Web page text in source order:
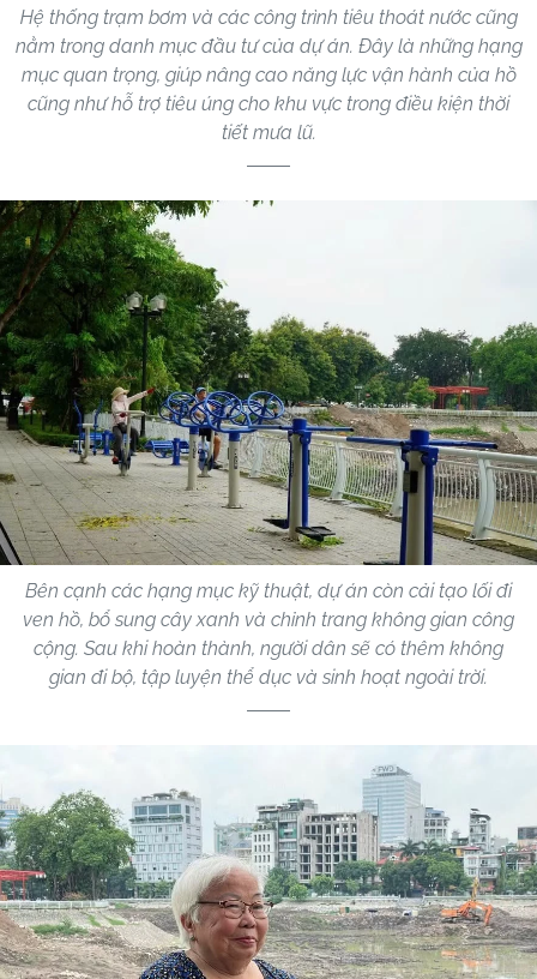
Hệ thống trạm bơm và các công trình tiêu thoát nước cũng
nằm trong danh mục đầu tư của dự án. Đây là những hạng
mục quan trọng, giúp nâng cao năng lực vận hành của hồ
cũng như hỗ trợ tiêu úng cho khu vực trong điều kiện thời
tiết mưa lũ.
Bên cạnh các hạng mục kỹ thuật, dự án còn cải tạo lối đi
ven hồ, bổ sung cây xanh và chỉnh trang không gian công
cộng. Sau khi hoàn thành, người dân sẽ có thêm không
gian đi bộ, tập luyện thể dục và sinh hoạt ngoài trời.